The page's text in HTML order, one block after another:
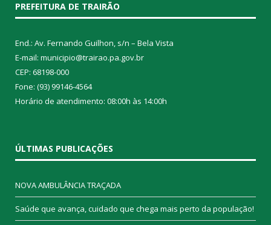
PREFEITURA DE TRAIRÃO
End.: Av. Fernando Guilhon, s/n – Bela Vista
E-mail: municipio@trairao.pa.gov.br
CEP: 68198-000
Fone: (93) 99146-4564
Horário de atendimento: 08:00h às 14:00h
ÚLTIMAS PUBLICAÇÕES
NOVA AMBULÂNCIA TRAÇADA
Saúde que avança, cuidado que chega mais perto da população!